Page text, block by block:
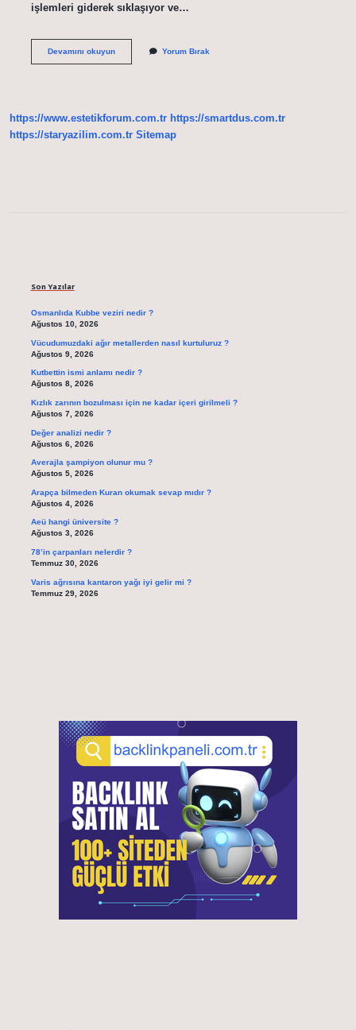
işlemleri giderek sıklaşıyor ve…
Devamını okuyunBinance
Yorum Bırak
https://www.estetikforum.com.tr https://smartdus.com.tr
https://staryazilim.com.tr Sitemap
Son Yazılar
Osmanlıda Kubbe veziri nedir ?
Ağustos 10, 2026
Vücudumuzdaki ağır metallerden nasıl kurtuluruz ?
Ağustos 9, 2026
Kutbettin ismi anlamı nedir ?
Ağustos 8, 2026
Kızlık zarının bozulması için ne kadar içeri girilmeli ?
Ağustos 7, 2026
Değer analizi nedir ?
Ağustos 6, 2026
Averajla şampiyon olunur mu ?
Ağustos 5, 2026
Arapça bilmeden Kuran okumak sevap mıdır ?
Ağustos 4, 2026
Aeü hangi üniversite ?
Ağustos 3, 2026
78’in çarpanları nelerdir ?
Temmuz 30, 2026
Varis ağrısına kantaron yağı iyi gelir mi ?
Temmuz 29, 2026